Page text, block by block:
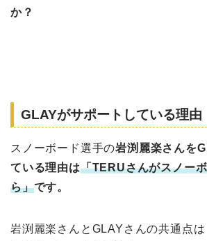
か？
GLAYがサポートしている理由
スノーボード選手の岩渕麗楽さんを
ている理由は「TERUさんがスノー
ら」です。
岩渕麗楽さんとGLAYさんの共通点